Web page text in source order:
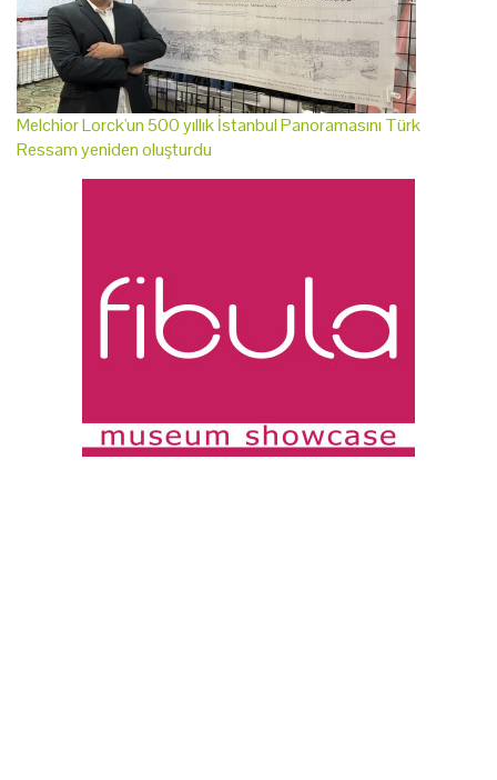
Melchior Lorck'un 500 yıllık İstanbul Panoramasını Türk
Ressam yeniden oluşturdu